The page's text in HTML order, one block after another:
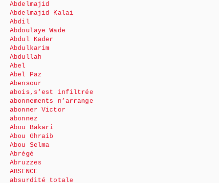
Abdelmajid
Abdelmajid Kalai
Abdil
Abdoulaye Wade
Abdul Kader
Abdulkarim
Abdullah
Abel
Abel Paz
Abensour
abois,s’est infiltrée
abonnements n’arrange
abonner Victor
abonnez
Abou Bakari
Abou Ghraib
Abou Selma
Abrégé
Abruzzes
ABSENCE
absurdité totale